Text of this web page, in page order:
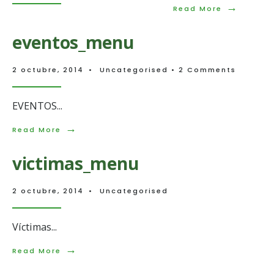
Read More →
Read
eventos_menu
2 octubre, 2014 • Uncategorised • 2 Comments
EVENTOS...
Read More →
Read
victimas_menu
2 octubre, 2014 • Uncategorised
Víctimas...
Read More →
Read